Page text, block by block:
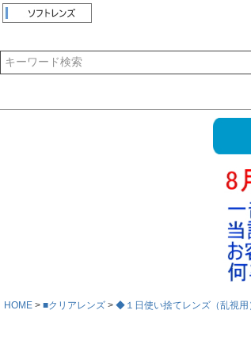
HOME ■クリアレンズ ◆１日使い捨てレンズ（乱視用